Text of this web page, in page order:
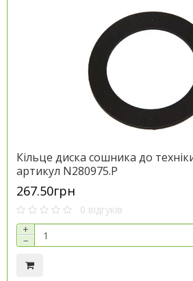
Кільце диска сошника до
артикул N280975.P
267.50грн
0 відгуків
+
−